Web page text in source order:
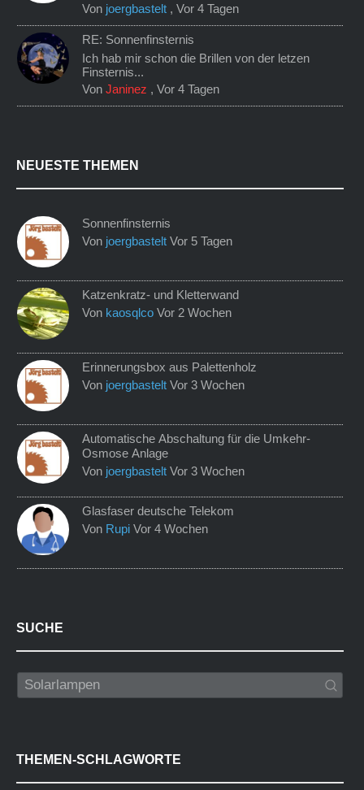
Von joergbastelt ,Vor 4 Tagen
RE: Sonnenfinsternis
Ich hab mir schon die Brillen von der letzen
Finsternis...
VonJaninez ,Vor 4 Tagen
NEUESTE THEMEN
Sonnenfinsternis
Von joergbastelt Vor 5 Tagen
Katzenkratz- und Kletterwand
Von kaosqlco Vor 2 Wochen
Erinnerungsbox aus Palettenholz
Von joergbastelt Vor 3 Wochen
Automatische Abschaltung für die Umkehr-
Osmose Anlage
Von joergbastelt Vor 3 Wochen
Glasfaser deutsche Telekom
Von Rupi Vor 4 Wochen
SUCHE
THEMEN-SCHLAGWORTE